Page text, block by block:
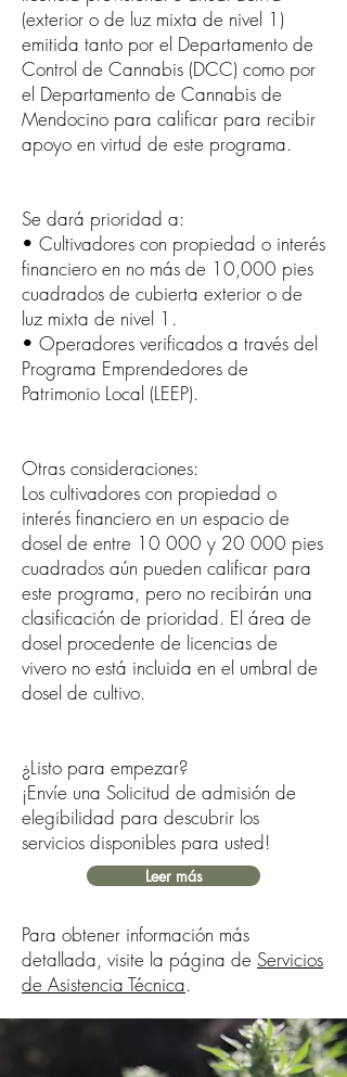
(exterior o de luz mixta de nivel 1)
emitida tanto por el Departamento de
Control de Cannabis (DCC) como por
el Departamento de Cannabis de
Mendocino para calificar para recibir
apoyo en virtud de este programa.
Se dará prioridad a:
• Cultivadores con propiedad o interés
financiero en no más de 10,000 pies
cuadrados de cubierta exterior o de
luz mixta de nivel 1.
• Operadores verificados a través del
Programa Emprendedores de
Patrimonio Local (LEEP).
Otras consideraciones:
Los cultivadores con propiedad o
interés financiero en un espacio de
dosel de entre 10 000 y 20 000 pies
cuadrados aún pueden calificar para
este programa, pero no recibirán una
clasificación de prioridad. El área de
dosel procedente de licencias de
vivero no está incluida en el umbral de
dosel de cultivo.
¿Listo para empezar?
¡Envíe una Solicitud de admisión de
elegibilidad para descubrir los
servicios disponibles para usted!
Leer más
Para obtener información más
detallada, visite la página de Servicios
de Asistencia Técnica.